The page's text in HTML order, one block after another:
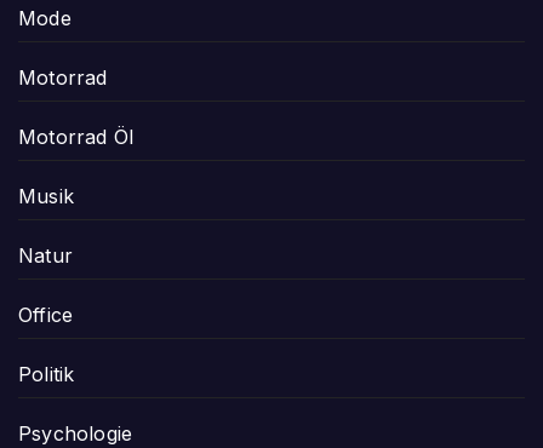
Mode
Motorrad
Motorrad Öl
Musik
Natur
Office
Politik
Psychologie